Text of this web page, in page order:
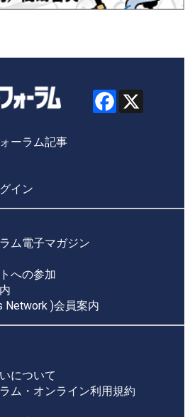
ーラム記事
イン
ム電子マガジン
への参加
Network )会員案内
について
ム・オンライン利用規約